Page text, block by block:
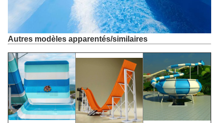
Autres modèles apparentés/similaires